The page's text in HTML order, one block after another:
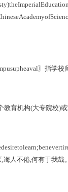
〗指学
教育机构(大专院校)
诲人不倦,何有于我哉